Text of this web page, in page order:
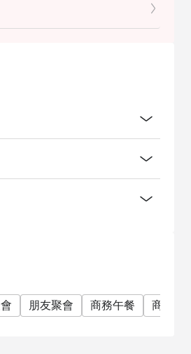
only.
not applicable for take away
reservation time in order to
promotions.
朋友聚會 商務午餐 商務晚餐